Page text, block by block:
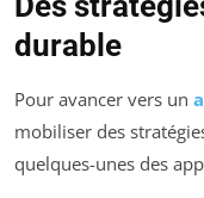
durable
Pour avancer vers un
mobiliser des
quelques-unes des